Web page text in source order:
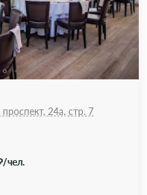
24а, стр. 7
чел.